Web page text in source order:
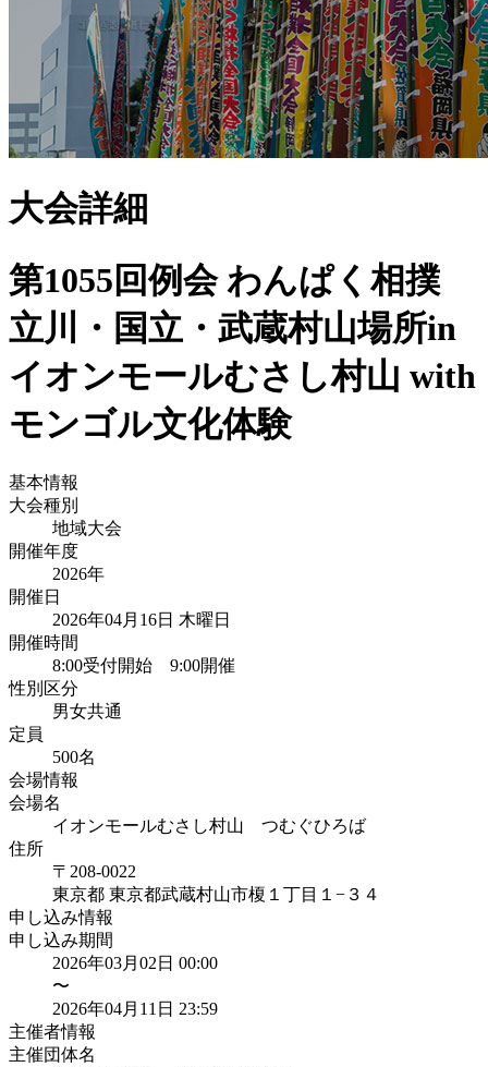
大会詳細
第1055回例会 わんぱく相撲
立川・国立・武蔵村山場所in
イオンモールむさし村山 with
モンゴル文化体験
基本情報
大会種別
地域大会
開催年度
2026年
開催日
2026年04月16日 木曜日
開催時間
8:00受付開始 9:00開催
性別区分
男女共通
定員
500名
会場情報
会場名
イオンモールむさし村山 つむぐひろば
住所
〒208-0022
東京都 東京都武蔵村山市榎 １丁目１−３４
申し込み情報
申し込み期間
2026年03月02日 00:00
〜
2026年04月11日 23:59
主催者情報
主催団体名